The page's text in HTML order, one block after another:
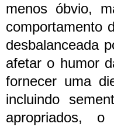
menos óbvio,
comportamento
desbalanceada
afetar o humor
fornecer uma
incluindo
apropriados,